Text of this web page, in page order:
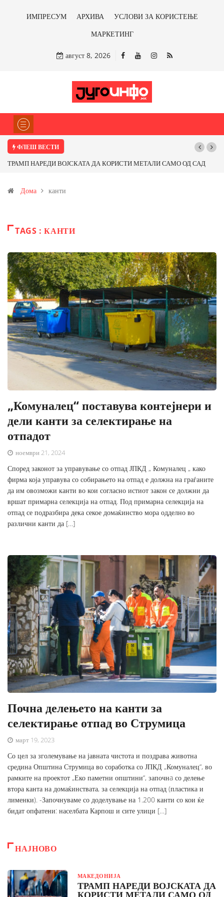
ИМПРЕСУМ АРХИВА
УСЛОВИ ЗА КОРИСТЕЊЕ
МАРКЕТИНГ
август 8, 2026
ФЛЕШ ВЕСТИ
ВОЈСКАТА ДА КОРИСТИ МЕТАЛИ САМО ОД САД
со антимонот?
Почнува
Дома канти
TAGS : КАНТИ
„Комуналец“ поставува контејнери и
дели канти за селектирање на
отпадот
ноември 21, 2024
Според законот за управување со отпад ЈПКД „ Комуналец „ како
фирма која управува со собирањето на отпад е должна на граѓаните
да им овозможи канти во кои согласно истиот закон се должни да
вршат примарна селекција на отпад. Под примарна селекција на
отпад се подразбира дека секое домаќинство мора одделно во
различни канти да […]
Почна делењето на канти за
селектирање отпад во Струмица
март 19, 2023
Со цел за зголемување на јавната чистота и поздрава животна
средина Општина Струмица во соработка со ЈПКД „Комуналец“, во
рамките на проектот „Еко паметни општини“, започнa со делење
втора канта на домаќинствата, за селекција на отпад (пластика и
лименки). -Започнуваме со доделување на 1.200 канти со кои ќе
бидат опфатени: населбата Карпош и сите улици […]
НАЈНОВО
МАКЕДОНИЈА
ТРАМП НАРЕДИ ВОЈСКАТА ДА
КОРИСТИ МЕТАЛИ САМО ОД